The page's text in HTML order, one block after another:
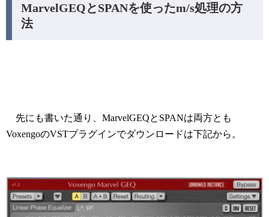
MarvelGEQとSPANを使ったm/s処理の方
法
先にも書いた通り、MarvelGEQとSPANは両方とも
VoxengoのVSTプラグインでダウンロードは下記から。